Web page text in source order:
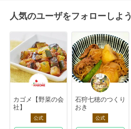
人気のユーザをフォローしよう
カゴメ【野菜の会
社】
公式
石狩七穂のつくり
おき
公式